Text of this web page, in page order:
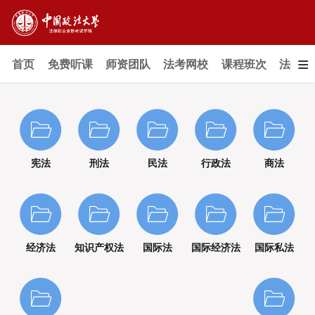
首页 免费听课 师资团队 法考网校 课程班次 法考≡
宪法 刑法 民法 行政法 商法
经济法 知识产权法 国际法 国际经济法 国际私法